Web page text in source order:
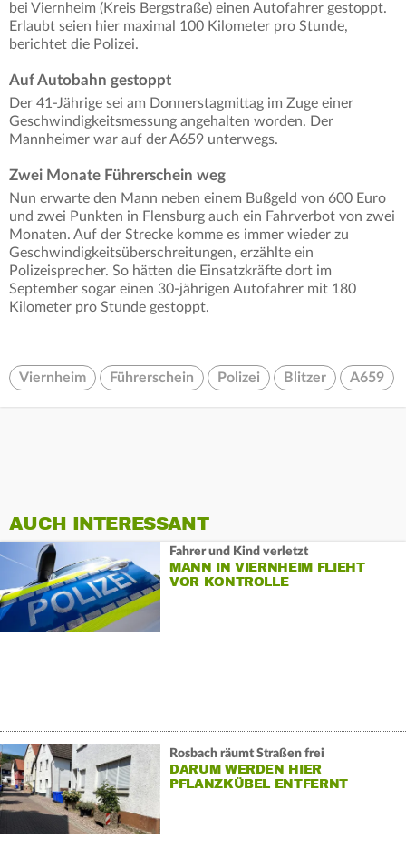
bei Viernheim (Kreis Bergstraße) einen Autofahrer gestoppt.
Erlaubt seien hier maximal 100 Kilometer pro Stunde,
berichtet die Polizei.
Auf Autobahn gestoppt
Der 41-Jährige sei am Donnerstagmittag im Zuge einer
Geschwindigkeitsmessung angehalten worden. Der
Mannheimer war auf der A659 unterwegs.
Zwei Monate Führerschein weg
Nun erwarte den Mann neben einem Bußgeld von 600 Euro
und zwei Punkten in Flensburg auch ein Fahrverbot von zwei
Monaten. Auf der Strecke komme es immer wieder zu
Geschwindigkeitsüberschreitungen, erzählte ein
Polizeisprecher. So hätten die Einsatzkräfte dort im
September sogar einen 30-jährigen Autofahrer mit 180
Kilometer pro Stunde gestoppt.
Viernheim Führerschein Polizei Blitzer A659
AUCH INTERESSANT
Fahrer und Kind verletzt
MANN IN VIERNHEIM FLIEHT
VOR KONTROLLE
Rosbach räumt Straßen frei
DARUM WERDEN HIER
PFLANZKÜBEL ENTFERNT